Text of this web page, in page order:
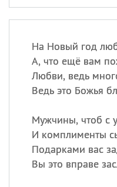
На Новый год
А, что ещё вам
Любви, ведь
Ведь это Божья
Мужчины, чтоб с
И комплименты
Подарками вас
Вы это вправе